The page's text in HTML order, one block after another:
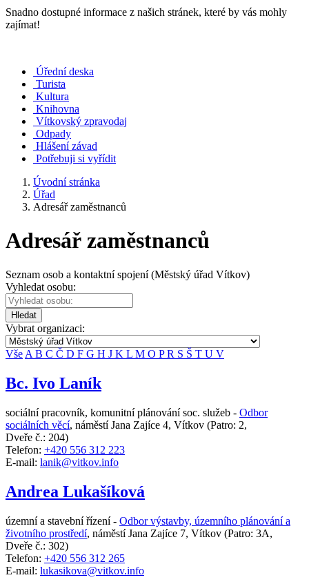
Snadno dostupné informace z našich stránek, které by vás mohly
zajímat!
Úřední deska
Turista
Kultura
Knihovna
Vítkovský zpravodaj
Odpady
Hlášení závad
Potřebuji si vyřídit
Úvodní stránka
Úřad
Adresář zaměstnanců
Adresář zaměstnanců
Seznam osob a kontaktní spojení (Městský úřad Vítkov)
Vyhledat osobu:
Hledat
Vybrat organizaci:
Vše A B C Č D F G H J K L M O PR S Š T U V
Bc. Ivo Laník
sociální pracovník, komunitní plánování soc. služeb - Odbor
sociálních věcí, náměstí Jana Zajíce 4, Vítkov (Patro: 2,
Dveře č.: 204)
Telefon: +420 556 312 223
E-mail: lanik@vitkov.info
Andrea Lukašíková
územní a stavební řízení - Odbor výstavby, územního plánování a
životního prostředí, náměstí Jana Zajíce 7, Vítkov (Patro: 3A,
Dveře č.: 302)
Telefon: +420 556 312 265
E-mail: lukasikova@vitkov.info